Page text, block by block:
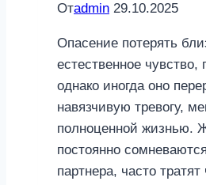
Отadmin 29.10.2025
Опасение потерять
естественное чувство,
однако иногда оно
навязчивую тревогу,
полноценной жизнью.
постоянно
партнера, часто